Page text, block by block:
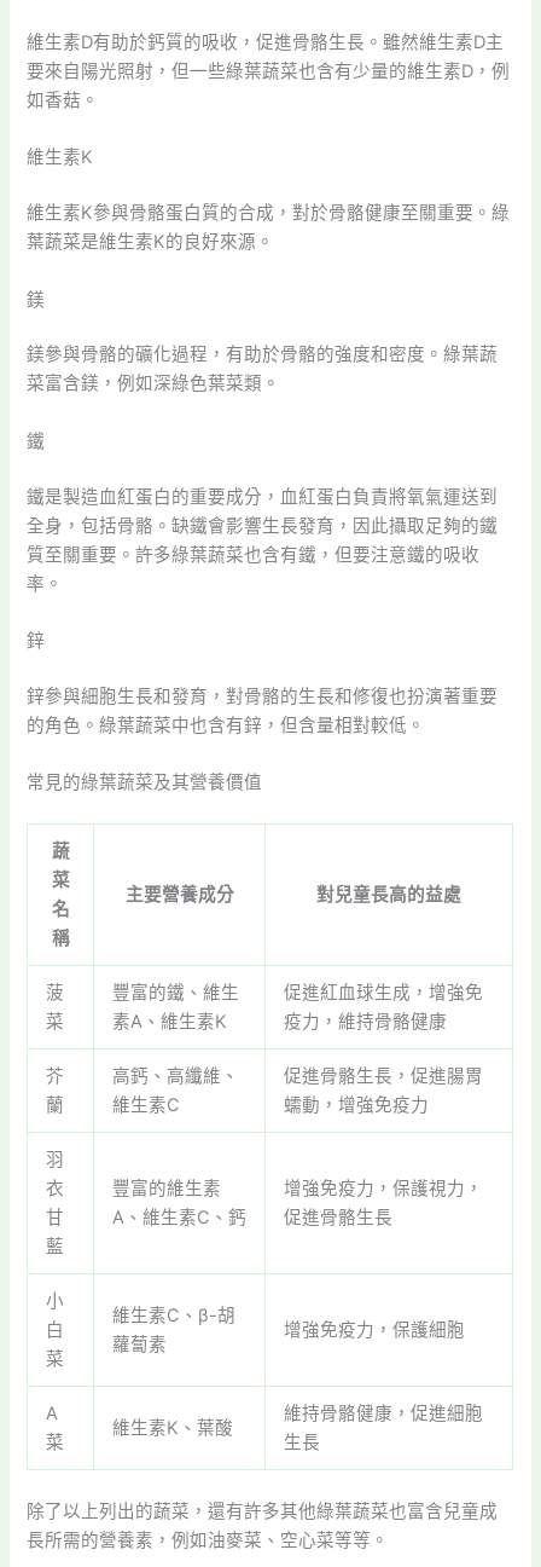
維生素D有助於鈣質的吸收，促進骨骼生長。雖然維生素D主
要來自陽光照射，但一些綠葉蔬菜也含有少量的維生素D，例
如香菇。
維生素K
維生素K參與骨骼蛋白質的合成，對於骨骼健康至關重要。綠
葉蔬菜是維生素K的良好來源。
鎂
鎂參與骨骼的礦化過程，有助於骨骼的強度和密度。綠葉蔬
菜富含鎂，例如深綠色葉菜類。
鐵
鐵是製造血紅蛋白的重要成分，血紅蛋白負責將氧氣運送到
全身，包括骨骼。缺鐵會影響生長發育，因此攝取足夠的鐵
質至關重要。許多綠葉蔬菜也含有鐵，但要注意鐵的吸收
率。
鋅
鋅參與細胞生長和發育，對骨骼的生長和修復也扮演著重要
的角色。綠葉蔬菜中也含有鋅，但含量相對較低。
常見的綠葉蔬菜及其營養價值
蔬
菜
名
稱
主要營養成分 對兒童長高的益處
菠
菜
豐富的鐵、維生
素A、維生素K
促進紅血球生成，增強免
疫力，維持骨骼健康
芥
蘭
高鈣、高纖維、
維生素C
促進骨骼生長，促進腸胃
蠕動，增強免疫力
羽
衣
甘
藍
豐富的維生素
A、維生素C、鈣
增強免疫力，保護視力，
促進骨骼生長
小
白
菜
維生素C、β-胡
蘿蔔素
增強免疫力，保護細胞
A
菜
維生素K、葉酸
維持骨骼健康，促進細胞
生長
除了以上列出的蔬菜，還有許多其他綠葉蔬菜也富含兒童成
長所需的營養素，例如油麥菜、空心菜等等。